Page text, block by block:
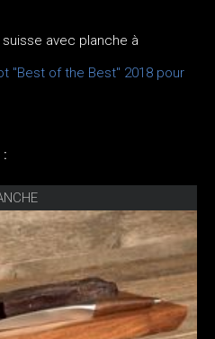
avec planche à
"Best of the Best" 2018 pour